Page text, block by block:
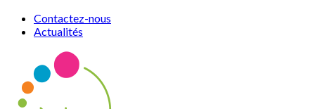
Contactez-nous
Actualités